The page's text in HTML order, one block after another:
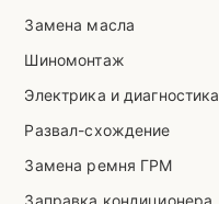
Замена масла
Шиномонтаж
Электрика и диагностика
Развал-схождение
Замена ремня ГРМ
Заправка кондиционера